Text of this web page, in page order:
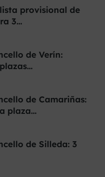
provisional de
3…
de Verín:
de Camariñas:
plaza…
de Silleda: 3